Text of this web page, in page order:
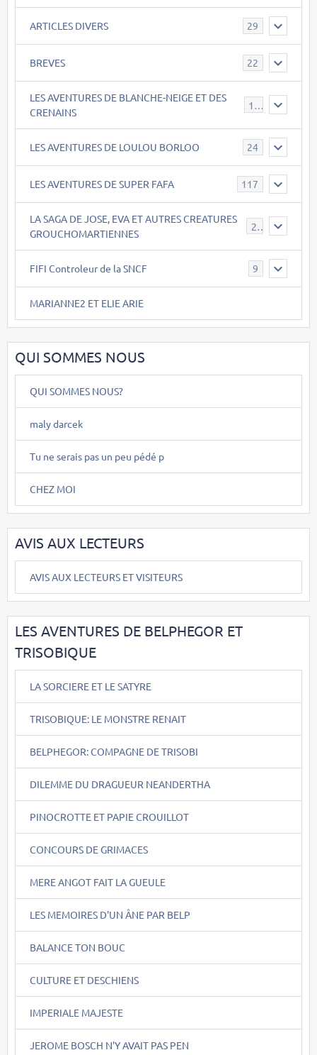
ARTICLES DIVERS 29
BREVES 22
LES AVENTURES DE BLANCHE-NEIGE ET DES
CRENAINS
17
LES AVENTURES DE LOULOU BORLOO 24
LES AVENTURES DE SUPER FAFA 117
LA SAGA DE JOSE, EVA ET AUTRES CREATURES
GROUCHOMARTIENNES
26
FIFI Controleur de la SNCF 9
MARIANNE2 ET ELIE ARIE
QUI SOMMES NOUS
QUI SOMMES NOUS?
maly darcek
Tu ne serais pas un peu pédé p
CHEZ MOI
AVIS AUX LECTEURS
AVIS AUX LECTEURS ET VISITEURS
LES AVENTURES DE BELPHEGOR ET
TRISOBIQUE
LA SORCIERE ET LE SATYRE
TRISOBIQUE: LE MONSTRE RENAIT
BELPHEGOR: COMPAGNE DE TRISOBI
DILEMME DU DRAGUEUR NEANDERTHA
PINOCROTTE ET PAPIE CROUILLOT
CONCOURS DE GRIMACES
MERE ANGOT FAIT LA GUEULE
LES MEMOIRES D'UN ÂNE PAR BELP
BALANCE TON BOUC
CULTURE ET DESCHIENS
IMPERIALE MAJESTE
JEROME BOSCH N'Y AVAIT PAS PEN